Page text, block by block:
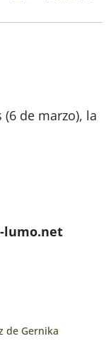
de marzo), la
lumo.net
de Gernika